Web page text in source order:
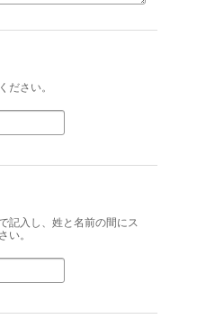
ださい。
記入し、姓と名前の間にス
い。